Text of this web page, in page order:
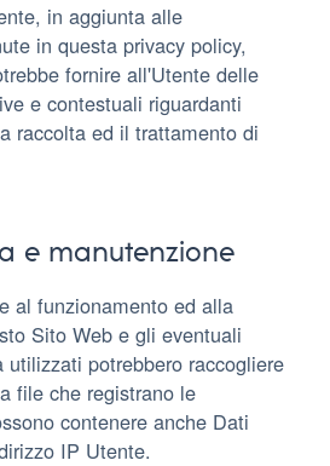
in aggiunta alle
in questa privacy policy,
fornire all'Utente delle
e contestuali riguardanti
raccolta ed il trattamento di
e manutenzione
al funzionamento ed alla
Sito Web e gli eventuali
utilizzati potrebbero raccogliere
file che registrano le
contenere anche Dati
IP Utente.